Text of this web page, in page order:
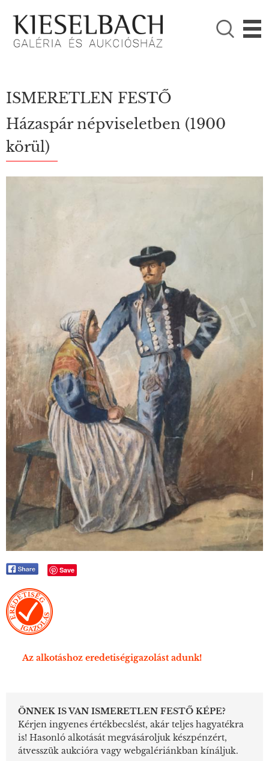

KÉRJÜK VÁLASSZON!
Festmények
ISMERETLEN FESTŐ
Házaspár népviseletben (1900
körül)
Save
Az alkotáshoz eredetiségigazolást adunk!
ÖNNEK IS VAN ISMERETLEN FESTŐ KÉPE?
Kérjen ingyenes értékbecslést, akár teljes hagyatékra
is! Hasonló alkotását megvásároljuk készpénzért,
átvesszük aukcióra vagy webgalériánkban kínáljuk.